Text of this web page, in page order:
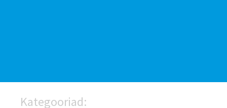
Kategooriad: